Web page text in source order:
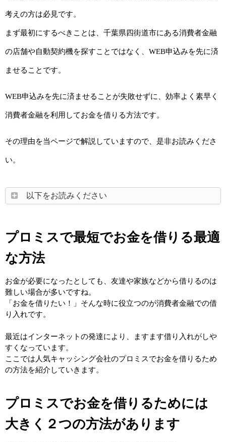
考えの方は必見です。
まず最初にするべきことは、千葉県四街道市にある消費者金融
の店舗や自動契約機を探すことではなく、WEB申込みを先に済
ませることです。
WEB申込みを先に済ませることが失敗せずに、効率よく素早く
消費者金融を利用してお金を借りる方法です。
その理由を当ページで解説していますので、是非お読みくださ
い。
以下をお読みください
プロミスで最短でお金を借りる最適
な方法
お金が必要になったとしても、友達や家族などから借りるのは
難しい場合が多いですね。
「お金を借りたい！」そんな時に役立つのが消費者金融での借
り入れです。
最近はインターネットの発達により、ますます借り入れがしや
すくなっています。
ここでは人気キャッシング会社のプロミスでお金を借りるため
の方法を紹介していきます。
プロミスでお金を借りるためには
大きく２つの方法があります